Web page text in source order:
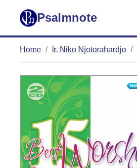
Psalmnote
Home Ir. Niko Njotorahardjo